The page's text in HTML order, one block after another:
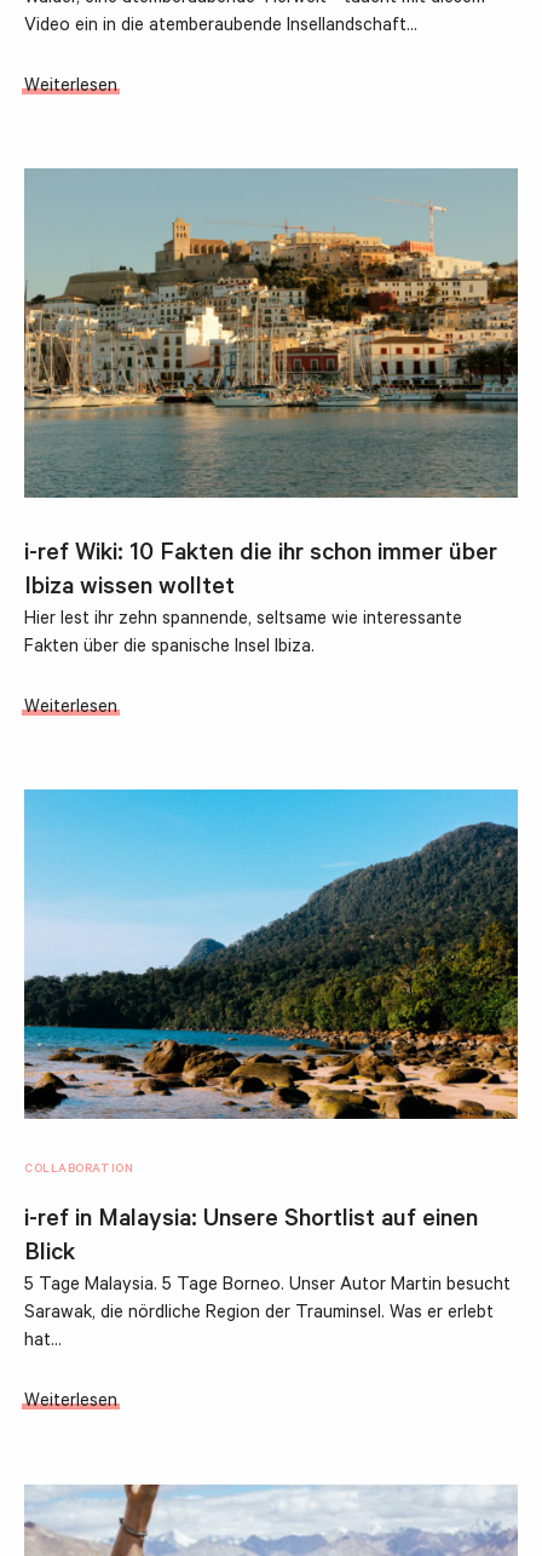
Video ein in die atemberaubende Insellandschaft…
Weiterlesen
i-ref Wiki: 10 Fakten die ihr schon immer über
Ibiza wissen wolltet
Hier lest ihr zehn spannende, seltsame wie interessante
Fakten über die spanische Insel Ibiza.
Weiterlesen
COLLABORATION
i-ref in Malaysia: Unsere Shortlist auf einen
Blick
5 Tage Malaysia. 5 Tage Borneo. Unser Autor Martin besucht
Sarawak, die nördliche Region der Trauminsel. Was er erlebt
hat…
Weiterlesen